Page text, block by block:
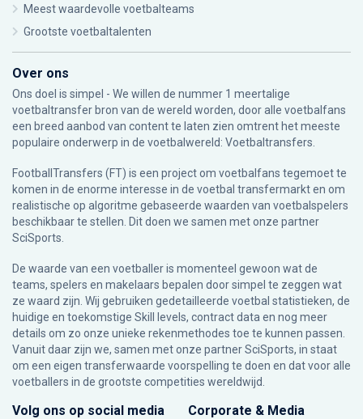
Meest waardevolle voetbalteams
Grootste voetbaltalenten
Over ons
Ons doel is simpel - We willen de nummer 1 meertalige
voetbaltransfer bron van de wereld worden, door alle voetbalfans
een breed aanbod van content te laten zien omtrent het meeste
populaire onderwerp in de voetbalwereld: Voetbaltransfers.
FootballTransfers (FT) is een project om voetbalfans tegemoet te
komen in de enorme interesse in de voetbal transfermarkt en om
realistische op algoritme gebaseerde waarden van voetbalspelers
beschikbaar te stellen. Dit doen we samen met onze partner
SciSports
De waarde van een voetballer is momenteel gewoon wat de
teams, spelers en makelaars bepalen door simpel te zeggen wat
ze waard zijn. Wij gebruiken gedetailleerde voetbal statistieken, de
huidige en toekomstige Skill levels, contract data en nog meer
details om zo onze unieke rekenmethodes toe te kunnen passen.
Vanuit daar zijn we, samen met onze partner SciSports, in staat
om een eigen transferwaarde voorspelling te doen en dat voor alle
voetballers in de grootste competities wereldwijd.
Volg ons op social media Corporate & Media